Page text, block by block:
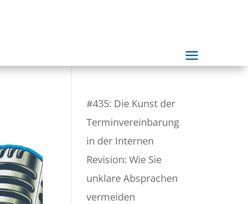
#435: Die Kunst der
Terminvereinbarung
in der Internen
Revision: Wie Sie
unklare Absprachen
vermeiden